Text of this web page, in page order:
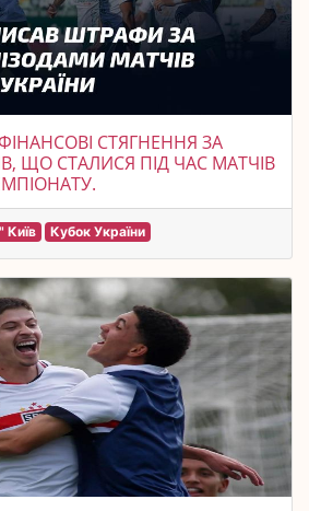
СТЯГНЕННЯ ЗА
ЩО СТАЛИСЯ ПІД ЧАС МАТЧІВ
Київ Кубок України